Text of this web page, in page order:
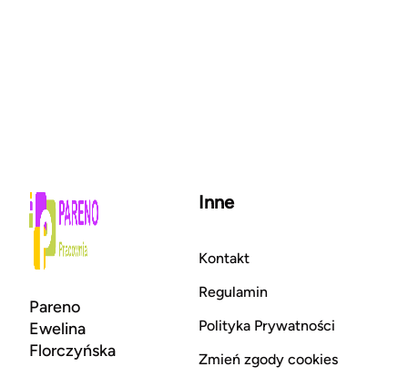
Pareno
Ewelina
Florczyńska
Inne
Kontakt
Regulamin
Polityka Prywatności
Zmień zgody cookies